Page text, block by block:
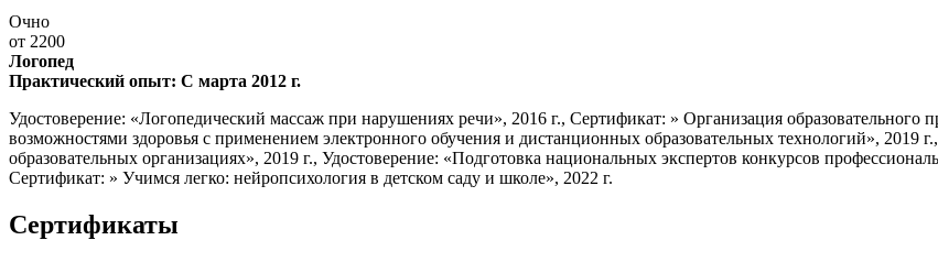
Очно
от 2200
Логопед
Практический опыт: С марта 2012 г.
Удостоверение: «Логопедический массаж при нарушениях речи», 2016 г., Сертификат: » Организация
возможностями здоровья с применением электронного обучения и дистанционных образовательных технологий», 2019
образовательных организациях», 2019 г., Удостоверение: «Подготовка национальных экспертов конкурсов
Сертификат: » Учимся легко: нейропсихология в детском саду и школе», 2022 г.
Сертификаты